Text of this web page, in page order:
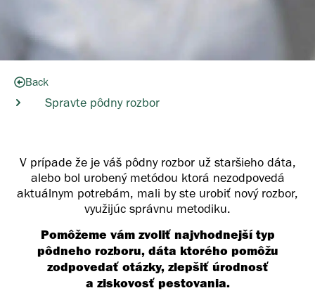
Back
Spravte pôdny rozbor
V prípade že je váš pôdny rozbor už staršieho dáta,
alebo bol urobený metódou ktorá nezodpovedá
aktuálnym potrebám, mali by ste urobiť nový rozbor,
využijúc správnu metodiku.
Pomôžeme vám zvoliť najvhodnejší typ
pôdneho rozboru, dáta ktorého pomôžu
zodpovedať otázky, zlepšiť úrodnosť
a ziskovosť pestovania.